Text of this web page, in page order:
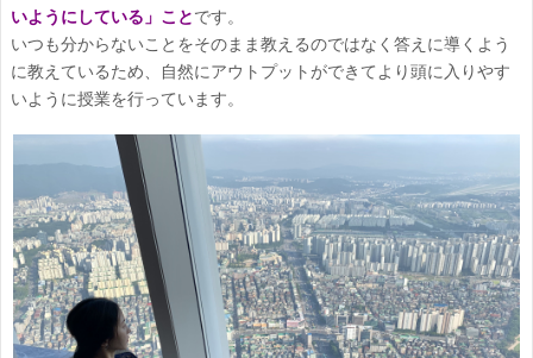
いようにしている 」ことです。
いつも分からないことをそのまま教えるのではなく答えに導くよう
に教えているため、自然にアウトプットができてより頭に入りやす
いように授業を行っています。